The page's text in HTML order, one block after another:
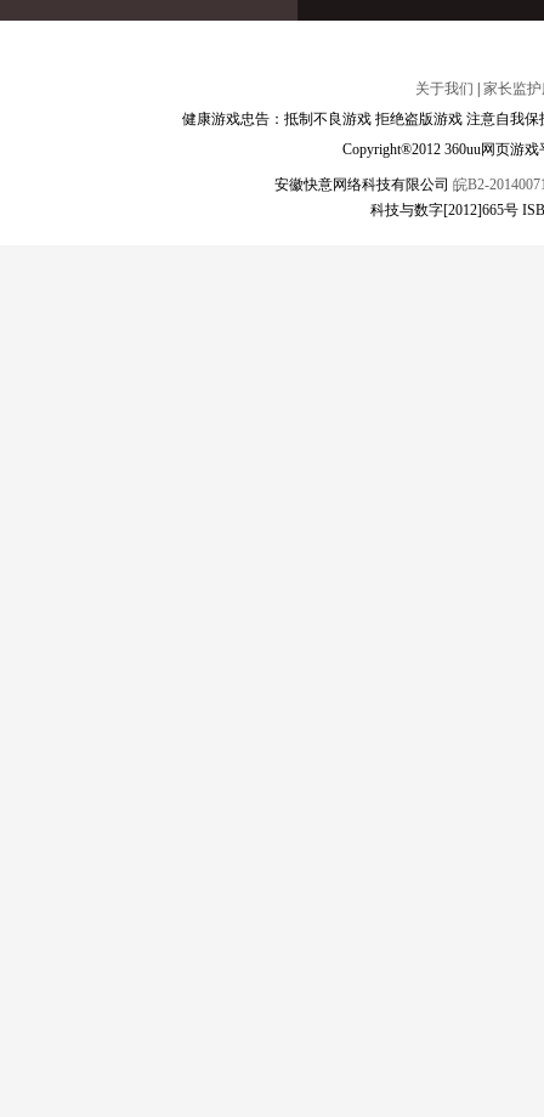
关于我们
家长监
健康游戏忠告：抵制不良游戏 拒绝盗版游戏 注意自我
Copyright®2012 360uu网页游
安徽快意网络科技有限公司 皖B2-
科技与数字[2012]665号